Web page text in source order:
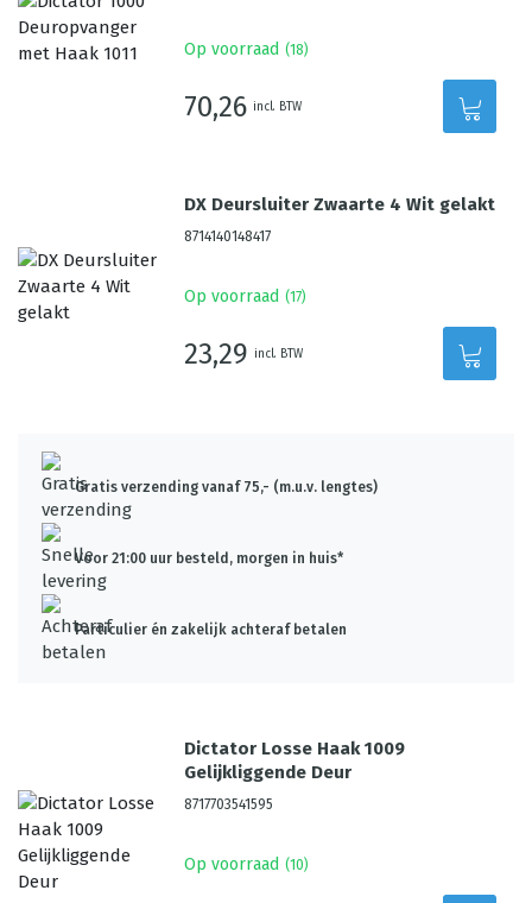
Op voorraad (18)
70,26 incl. BTW
DX Deursluiter Zwaarte 4 Wit gelakt
8714140148417
Op voorraad (17)
23,29 incl. BTW
Gratis verzending vanaf 75,- (m.u.v. lengtes)
Voor 21:00 uur besteld, morgen in huis*
Particulier én zakelijk achteraf betalen
Dictator Losse Haak 1009
Gelijkliggende Deur
8717703541595
Op voorraad (10)